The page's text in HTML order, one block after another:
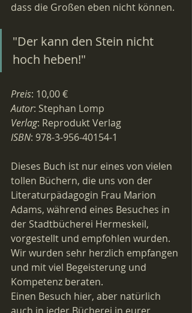
dass die Großen eben nicht können.
"Der kann den Stein nicht
hoch heben!"
Preis: 10,00 €
Autor: Stephan Lomp
Verlag: Reprodukt Verlag
ISBN: 978-3-956-40154-1
Dieses Buch ist nur eines von vielen
tollen Büchern, die uns von der
Literaturpädagogin Frau Marion
Adams, während eines Besuches in
der Stadtbücherei Hermeskeil,
vorgestellt und empfohlen wurden.
Wir wurden sehr herzlich empfangen
und mit viel Begeisterung und
Kompetenz beraten.
Einen Besuch hier, aber natürlich